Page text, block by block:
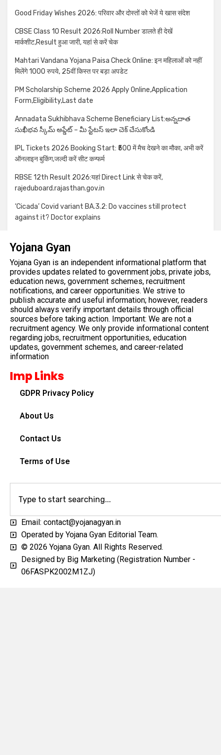
Good Friday Wishes 2026: परिवार और दोस्तों को भेजें ये खास संदेश
CBSE Class 10 Result 2026:Roll Number डालते ही देखें
मार्कशीट,Result हुआ जारी, यहां से करें चेक
Mahtari Vandana Yojana Paisa Check Online: इन महिलाओं को नहीं
मिलेंगे 1000 रुपये, 25वीं किस्त पर बड़ा अपडेट
PM Scholarship Scheme 2026 Apply Online,Application
Form,Eligibility,Last date
Annadata Sukhibhava Scheme Beneficiary List:అన్నదాత
సుఖీభవ స్కీమ్ అప్డేట్ – మీ స్టేటస్ ఇలా చెక్ చేసుకోండి
IPL Tickets 2026 Booking Start: ₹500 में मैच देखने का मौका, अभी करें
ऑनलाइन बुकिंग,जल्दी करें सीट कन्फर्म
RBSE 12th Result 2026:यहां Direct Link से चेक करें,
rajeduboard.rajasthan.gov.in
‘Cicada’ Covid variant BA.3.2: Do vaccines still protect
against it? Doctor explains
Yojana Gyan
Yojana Gyan is an independent informational platform that
provides updates related to government jobs, private jobs,
education news, government schemes, recruitment
notifications, and career opportunities. We strive to
publish accurate and useful information; however, readers
should always verify important details through official
sources before taking action. Important: We are not a
recruitment agency. We only provide informational content
regarding jobs, recruitment opportunities, education
updates, government schemes, and career-related
information
Imp Links
GDPR Privacy Policy
About Us
Contact Us
Terms of Use
Email: contact@yojanagyan.in
Operated by Yojana Gyan Editorial Team.
© 2026 Yojana Gyan. All Rights Reserved.
Designed by Big Marketing (Registration Number -
06FASPK2002M1ZJ)